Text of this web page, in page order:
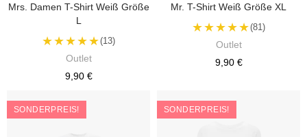
Mrs. Damen T-Shirt Weiß Größe
L
★★★★★(13)
Outlet
9,90 €
Mr. T-Shirt Weiß Größe XL
★★★★★(81)
Outlet
9,90 €
SONDERPREIS! SONDERPREIS!